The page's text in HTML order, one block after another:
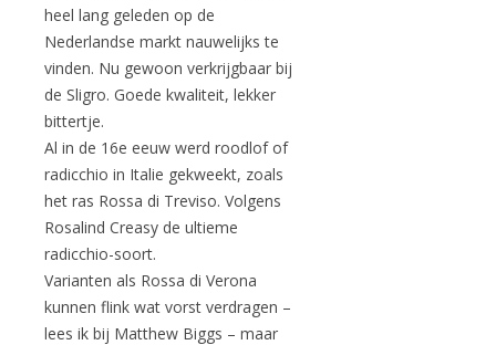
heel lang geleden op de
Nederlandse markt nauwelijks te
vinden. Nu gewoon verkrijgbaar bij
de Sligro. Goede kwaliteit, lekker
bittertje.
Al in de 16e eeuw werd roodlof of
radicchio in Italie gekweekt, zoals
het ras Rossa di Treviso. Volgens
Rosalind Creasy de ultieme
radicchio-soort.
Varianten als Rossa di Verona
kunnen flink wat vorst verdragen –
lees ik bij Matthew Biggs – maar